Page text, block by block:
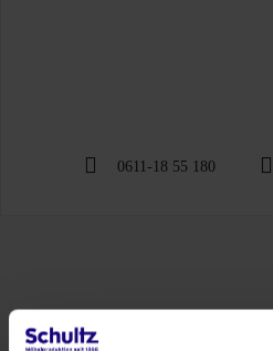
0611-18 55 180
Made by Schultz